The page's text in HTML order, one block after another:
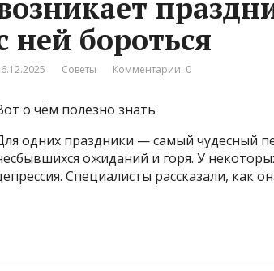
ней бороться
Советы Комментарии: 0
о чём полезно знать
одних праздники — самый чудесный
ожиданий и горя. У
Специалисты рассказали, как